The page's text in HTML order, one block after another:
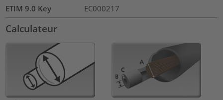
ETIM 9.0 Key
EC000217
Calculateur